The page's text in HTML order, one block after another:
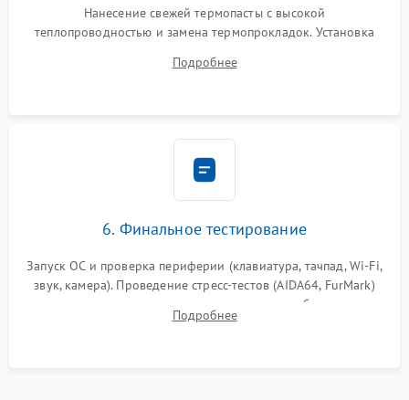
Нанесение свежей термопасты с высокой
теплопроводностью и замена термопрокладок. Установка
шлейфов, модулей памяти и накопителей. Предварительная
Подробнее
6. Финальное тестирование
Запуск ОС и проверка периферии (клавиатура, тачпад, Wi-Fi,
звук, камера). Проведение стресс-тестов (AIDA64, FurMark)
для контроля температурного режима и стабильности
системы под пиковой нагрузкой.
Подробнее